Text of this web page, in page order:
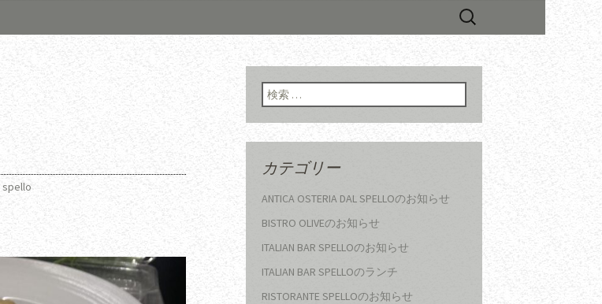
検
spello
検索:
カテゴリー
ANTICA OSTERIA DAL SPELLOのお知らせ
BISTRO OLIVEのお知らせ
ITALIAN BAR SPELLOのお知らせ
ITALIAN BAR SPELLOのランチ
RISTORANTE SPELLOのお知らせ